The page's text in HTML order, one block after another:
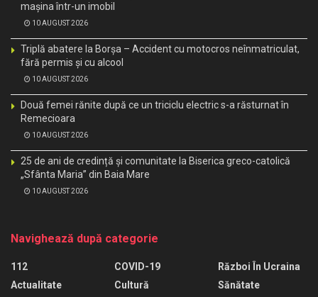
mașina într-un imobil
10 AUGUST 2026
Triplă abatere la Borșa – Accident cu motocros neînmatriculat,
fără permis și cu alcool
10 AUGUST 2026
Două femei rănite după ce un triciclu electric s-a răsturnat în
Remecioara
10 AUGUST 2026
25 de ani de credință și comunitate la Biserica greco-catolică
„Sfânta Maria” din Baia Mare
10 AUGUST 2026
Navighează după categorie
112
Actualitate
COVID-19
Cultură
Război În Ucraina
Sănătate